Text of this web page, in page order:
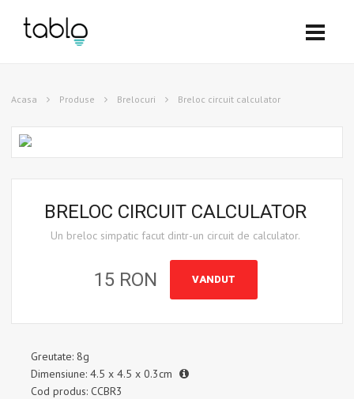
Acasa Produse Brelocuri Breloc circuit calculator
BRELOC CIRCUIT CALCULATOR
Un breloc simpatic facut dintr-un circuit de calculator.
15 RON VANDUT
Greutate: 8g
Dimensiune: 4.5 x 4.5 x 0.3cm
Cod produs: CCBR3